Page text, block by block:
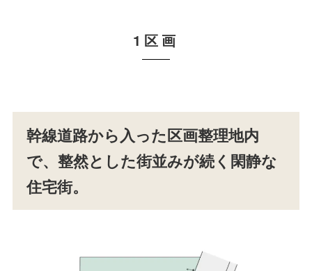
1区画
幹線道路から入った区画整理地内
で、整然とした街並みが続く閑静な
住宅街。